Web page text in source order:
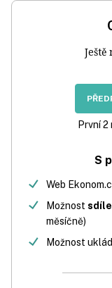
Ještě
První
S
Web
Možnost
měsíčně)
Možnost